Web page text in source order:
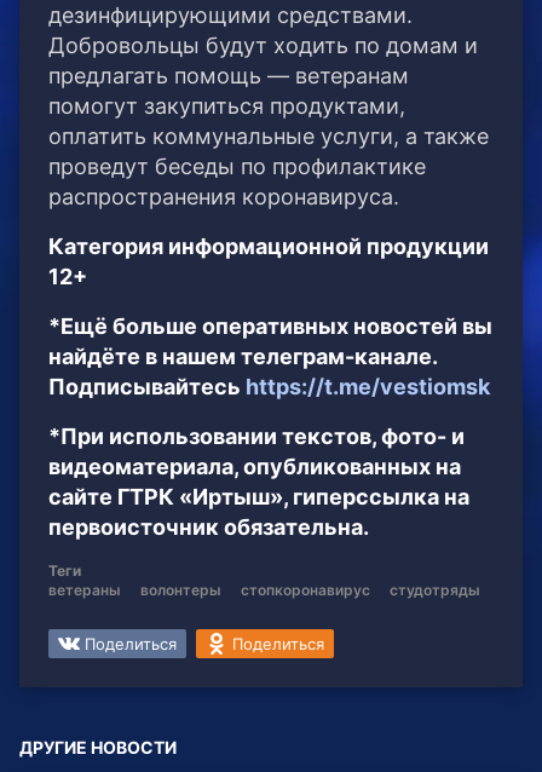
дезинфицирующими средствами.
Добровольцы будут ходить по домам и
предлагать помощь — ветеранам
помогут закупиться продуктами,
оплатить коммунальные услуги, а также
проведут беседы по профилактике
распространения коронавируса.
Категория информационной продукции
12+
*Ещё больше оперативных новостей вы
найдёте в нашем телеграм-канале.
Подписывайтесь https://t.me/vestiomsk
*При использовании текстов, фото- и
видеоматериала, опубликованных на
сайте ГТРК «Иртыш», гиперссылка на
первоисточник обязательна.
Теги
ветераны
волонтеры стопкоронавирус студотряды
Поделиться Поделиться
ДРУГИЕ НОВОСТИ